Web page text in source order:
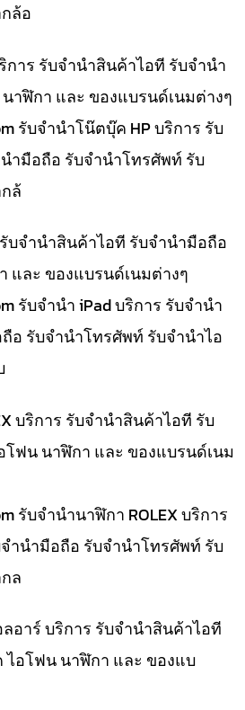
ล้อ
การ รับจำนำสินค้าไอที รับจำนำ
าฬิกา และ ของแบรนด์เนมต่างๆ
รับจำนำโน๊ตบุ๊ค HP บริการ รับ
ำมือถือ รับจำนำโทรศัพท์ รับ
ล้
บจำนำสินค้าไอที รับจำนำมือถือ
และ ของแบรนด์เนมต่างๆ
รับจำนำ iPad บริการ รับจำนำ
อ รับจำนำโทรศัพท์ รับจำนำไอ
บริการ รับจำนำสินค้าไอที รับ
ฟน นาฬิกา และ ของแบรนด์เนม
รับจำนำนาฬิกา ROLEX บริการ
ำนำมือถือ รับจำนำโทรศัพท์ รับ
ล
อาร์ บริการ รับจำนำสินค้าไอที
อโฟน นาฬิกา และ ของแบ